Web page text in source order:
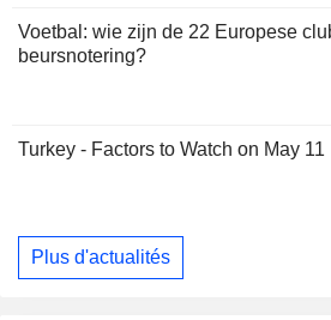
Voetbal: wie zijn de 22 Europese
beursnotering?
Turkey - Factors to Watch on May 11
Plus d'actualités